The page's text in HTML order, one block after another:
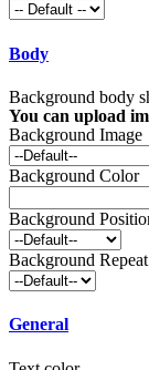
Body
Background body
You can upload
Background Image
Background Color
Background
Background Repeat
General